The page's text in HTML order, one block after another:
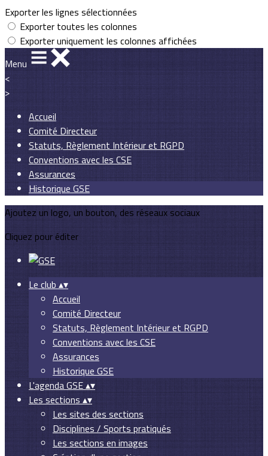
Exporter les lignes sélectionnées
Exporter toutes les colonnes
Exporter uniquement les colonnes affichées
Menu
<
>
Accueil
Comité Directeur
Statuts, Règlement Intérieur et RGPD
Conventions avec les CSE
Assurances
Historique GSE
Ajoutez un logo, un bouton, des réseaux sociaux
Cliquez pour éditer
Le club ▴▾
Accueil
Comité Directeur
Statuts, Règlement Intérieur et RGPD
Conventions avec les CSE
Assurances
Historique GSE
L'agenda GSE▴▾
Les sections ▴▾
Les sites des sections
Disciplines / Sports pratiqués
Les sections en images